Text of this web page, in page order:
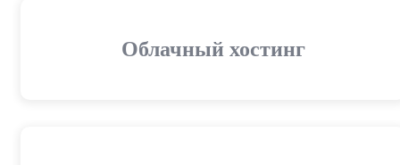
Облачный хостинг